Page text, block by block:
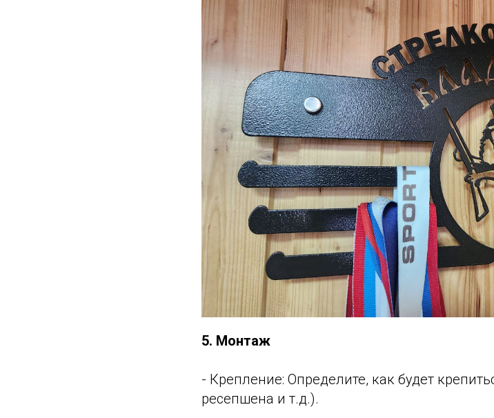
5. Монтаж
- Крепление: Определите, как будет
ресепшена и т.д.).